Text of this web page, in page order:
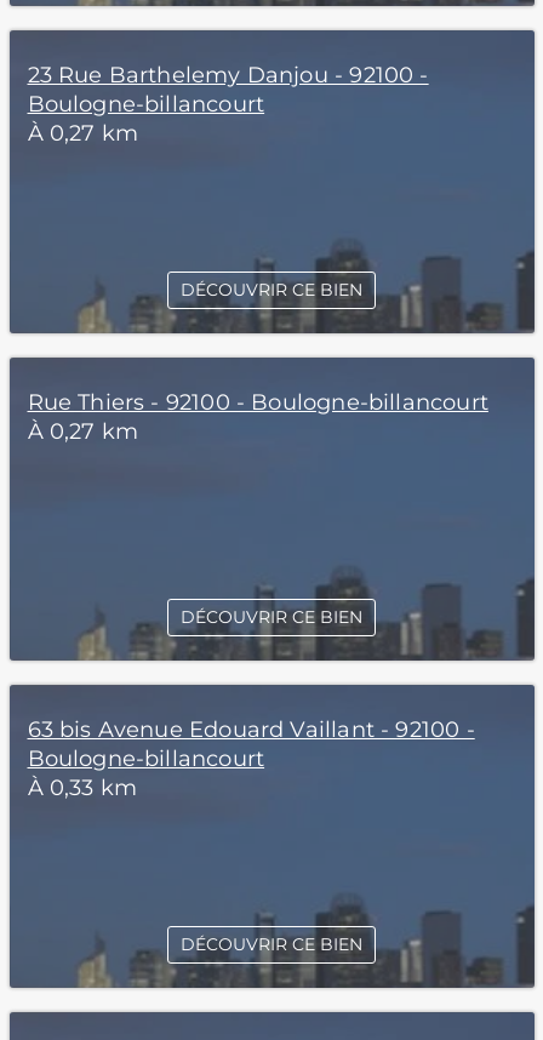
23 Rue Barthelemy Danjou - 92100 -
Boulogne-billancourt
À 0,27 km
DÉCOUVRIR CE BIEN
Rue Thiers - 92100 - Boulogne-billancourt
À 0,27 km
DÉCOUVRIR CE BIEN
63 bis Avenue Edouard Vaillant - 92100 -
Boulogne-billancourt
À 0,33 km
DÉCOUVRIR CE BIEN